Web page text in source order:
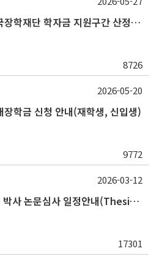
2026학년도 2학기 한국장학재단 학자금 지원구간 산정 신청 안내
8726
학금 신청 안내(재학생, 신입생)
9772
2026-05-20
2026학년도 1학기 석 · 박사 논문심사 일정안내(Thesis Defense Schedules)
17301
2026-03-12